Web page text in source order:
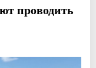
проводить